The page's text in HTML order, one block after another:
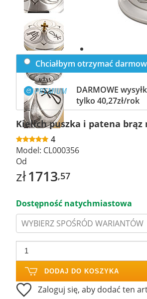
Previous
slide
Next
slide
Chciałbym otrzymać
DARMOWE
tylko 40,27zł/rok
Kielich puszka i patena brąz
4
Model: CL000356
Od
zł1713,57
Dostępność natychmiastowa
WYBIERZ SPOŚRÓD WARIANTÓW
DODAJ DO KOSZYKA
Zaloguj się, aby dodać ten